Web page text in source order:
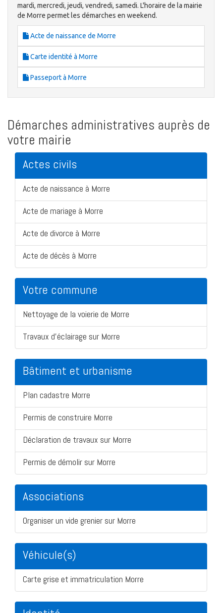
mardi, mercredi, jeudi, vendredi, samedi. L'horaire de la mairie
de Morre permet les démarches en weekend.
Acte de naissance de Morre
Carte identité à Morre
Passeport à Morre
Démarches administratives auprès de
votre mairie
Actes civils
Acte de naissance à Morre
Acte de mariage à Morre
Acte de divorce à Morre
Acte de décès à Morre
Votre commune
Nettoyage de la voierie de Morre
Travaux d'éclairage sur Morre
Bâtiment et urbanisme
Plan cadastre Morre
Permis de construire Morre
Déclaration de travaux sur Morre
Permis de démolir sur Morre
Associations
Organiser un vide grenier sur Morre
Véhicule(s)
Carte grise et immatriculation Morre